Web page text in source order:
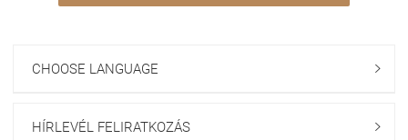
CHOOSE LANGUAGE 
HÍRLEVÉL FELIRATKOZÁS 